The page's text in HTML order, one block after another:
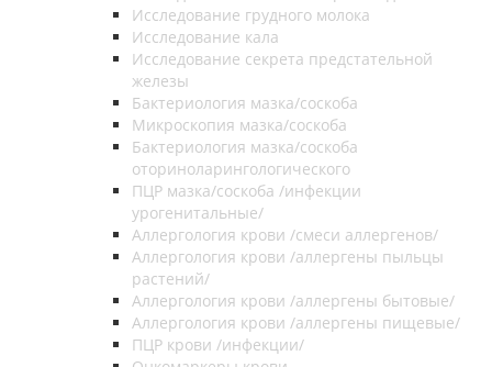
Исследование грудного молока
Исследование кала
Исследование секрета предстательной
железы
Бактериология мазка/соскоба
Микроскопия мазка/соскоба
Бактериология мазка/соскоба
оториноларингологического
ПЦР мазка/соскоба /инфекции
урогенитальные/
Аллергология крови /смеси аллергенов/
Аллергология крови /аллергены пыльцы
растений/
Аллергология крови /аллергены бытовые/
Аллергология крови /аллергены пищевые/
ПЦР крови /инфекции/